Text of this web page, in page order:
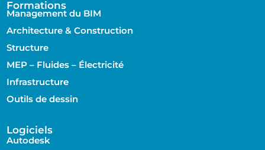
Formations
Management du BIM
Architecture & Construction
Structure
MEP – Fluides – Électricité
Infrastructure
Outils de dessin
Logiciels
Autodesk